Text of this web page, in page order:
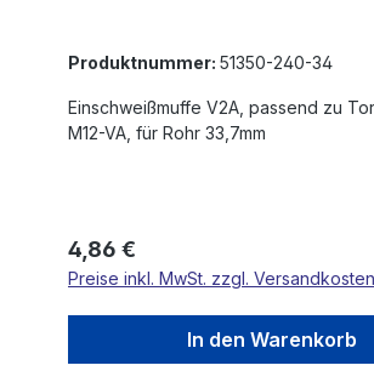
Produktnummer: 51350-240-34
Einschweißmuffe V2A, passend zu
M12-VA, für Rohr 33,7mm
Regulärer Preis:
4,86 €
Preise inkl. MwSt. zzgl. Versandkosten
In den Warenkorb